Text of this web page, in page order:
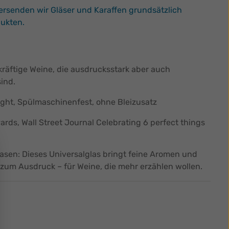
wir Gläser und Karaffen grundsätzlich
Weine, die ausdrucksstark aber auch
Spülmaschinenfest, ohne Bleizusatz
Wall Street Journal Celebrating 6 perfect things
Dieses Universalglas bringt feine Aromen und
Ausdruck – für Weine, die mehr erzählen wollen.